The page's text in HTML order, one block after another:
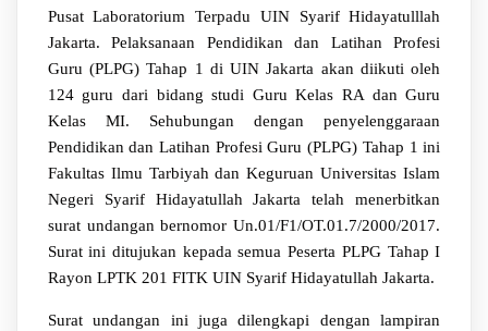
Pusat Laboratorium Terpadu UIN Syarif Hidayatulllah
Jakarta. Pelaksanaan Pendidikan dan Latihan Profesi
Guru (PLPG) Tahap 1 di UIN Jakarta akan diikuti oleh
124 guru dari bidang studi Guru Kelas RA dan Guru
Kelas MI. Sehubungan dengan penyelenggaraan
Pendidikan dan Latihan Profesi Guru (PLPG) Tahap 1 ini
Fakultas Ilmu Tarbiyah dan Keguruan Universitas Islam
Negeri Syarif Hidayatullah Jakarta telah menerbitkan
surat undangan bernomor Un.01/F1/OT.01.7/2000/2017.
Surat ini ditujukan kepada semua Peserta PLPG Tahap I
Rayon LPTK 201 FITK UIN Syarif Hidayatullah Jakarta.
Surat undangan ini juga dilengkapi dengan lampiran